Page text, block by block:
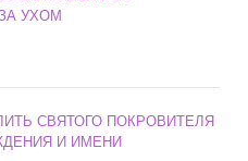
УХОМ
СВЯТОГО ПОКРОВИТЕЛЯ
И ИМЕНИ